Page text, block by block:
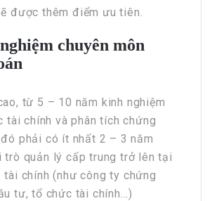
được thêm điểm ưu tiên.
chuyên môn
từ 5 – 10 năm kinh nghiệm
tài chính và phân tích chứng
đó phải có ít nhất 2 – 3 năm
trò quản lý cấp trung trở lên tại
tài chính (như công ty chứng
tư, tổ chức tài chính…)